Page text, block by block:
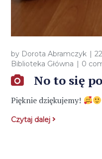
by Dorota Abramczyk
Biblioteka Główna
0
No to się
Pięknie dziękujemy!
Czytaj dalej